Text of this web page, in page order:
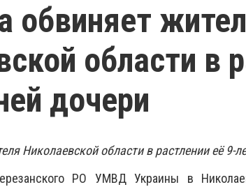
области в
дочери
Николаевской области в растлении её 9-
РО УМВД Украины в